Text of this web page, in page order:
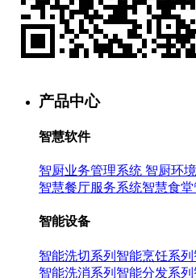
产品中心
智慧软件
智厨业务管理系统 智厨环
智慧餐厅服务系统智慧食
智能设备
智能洗切系列 智能烹饪系列
智能洗消系列 智能分发系列